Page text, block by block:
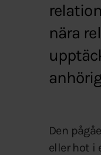
nära
Den
eller hot i